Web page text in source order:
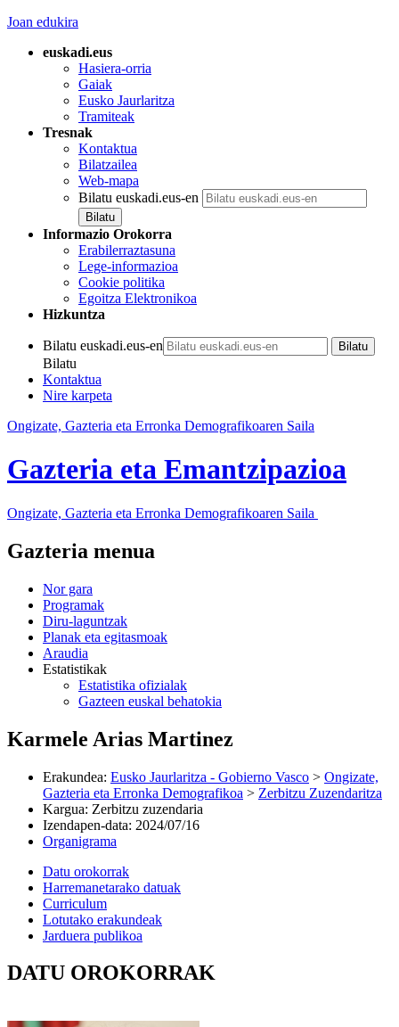
Joan edukira
euskadi.eus
Hasiera-orria
Gaiak
Eusko Jaurlaritza
Tramiteak
Tresnak
Kontaktua
Bilatzailea
Web-mapa
Bilatu euskadi.eus-en
Informazio Orokorra
Erabilerraztasuna
Lege-informazioa
Cookie politika
Egoitza Elektronikoa
Hizkuntza
Bilatu euskadi.eus-en
Bilatu
Kontaktua
Nire karpeta
Ongizate, Gazteria eta Erronka Demografikoaren Saila
Gazteria eta Emantzipazioa
Ongizate, Gazteria eta Erronka Demografikoaren Saila
Gazteria menua
Nor gara
Programak
Diru-laguntzak
Planak eta egitasmoak
Araudia
Estatistikak
Estatistika ofizialak
Gazteen euskal behatokia
Karmele Arias Martinez
Erakundea: Eusko Jaurlaritza - Gobierno Vasco > Ongizate,
Gazteria eta Erronka Demografikoa > Zerbitzu Zuzendaritza
Kargua: Zerbitzu zuzendaria
Izendapen-data: 2024/07/16
Organigrama
Datu orokorrak
Harremanetarako datuak
Curriculum
Lotutako erakundeak
Jarduera publikoa
DATU OROKORRAK